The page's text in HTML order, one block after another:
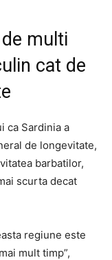
multi
cat de
ca Sardinia a
de longevitate,
barbatilor,
scurta decat
regiune este
mult timp”,